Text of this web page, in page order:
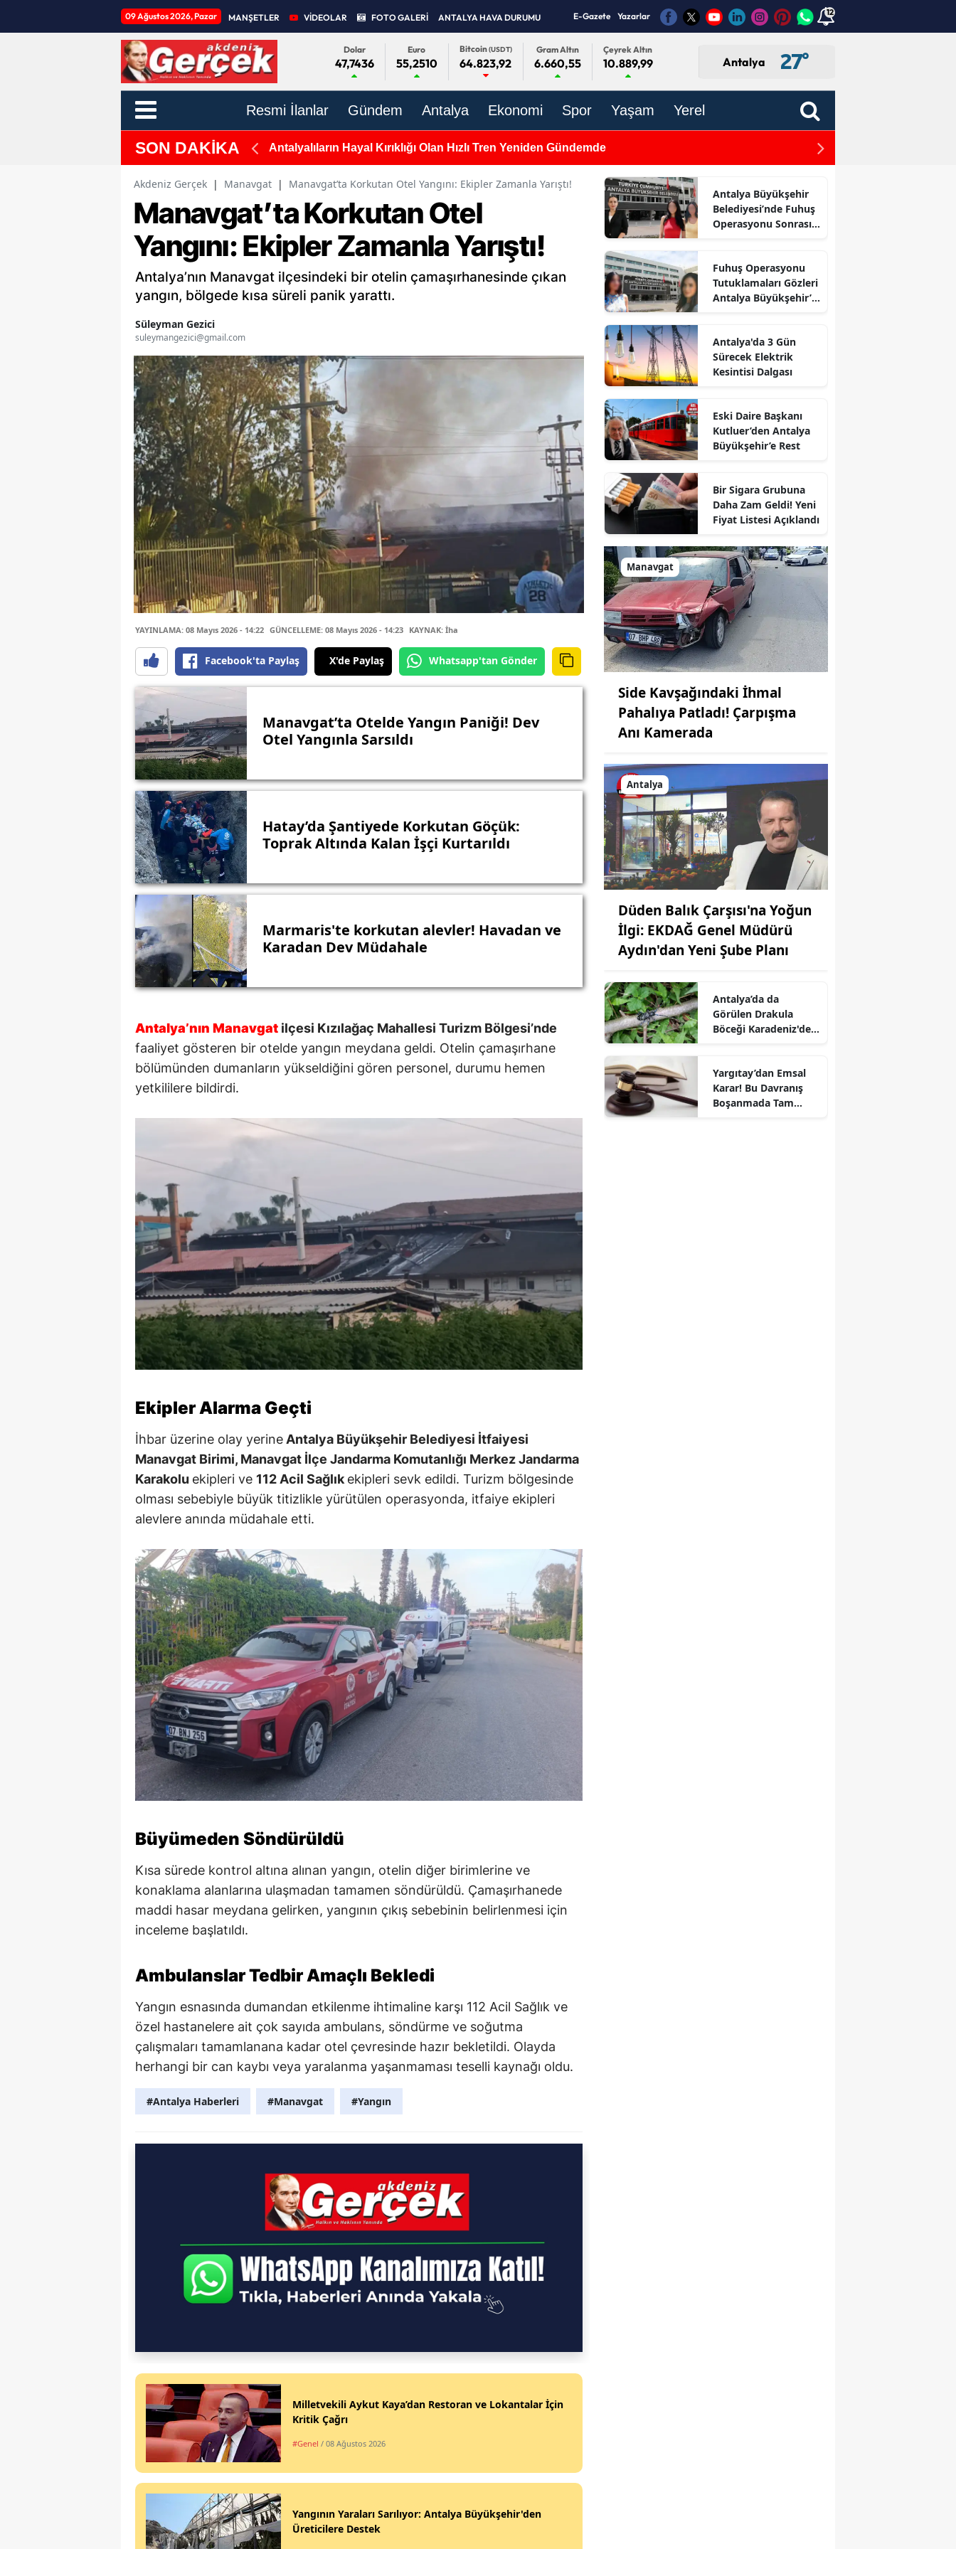
09 Ağustos 2026, Pazar MANŞETLER VİDEOLAR FOTO GALERİ ANTALYA HAVA DURUMU E-Gazete Yazarlar 12
Dolar
47,7436
Euro
55,2510
Bitcoin(USDT)
64.823,92
Gram Altın
6.660,55
Çeyrek Altın
10.889,99 Antalya 27°
Resmi İlanlar Gündem Antalya Ekonomi Spor Yaşam Yerel
SON DAKİKA Antalya'da Bugün Hangi Eczaneler Nöbetçi? 9 Ağustos 2026 Nöbetçi Eczaneler Antalya Turizminde
Akdeniz Gerçek | Manavgat | Manavgat’ta Korkutan Otel Yangını: Ekipler Zamanla Yarıştı!
Manavgat’ta Korkutan Otel
Yangını: Ekipler Zamanla Yarıştı!
Antalya’nın Manavgat ilçesindeki bir otelin çamaşırhanesinde çıkan
yangın, bölgede kısa süreli panik yarattı.
Süleyman Gezici
suleymangezici@gmail.com
YAYINLAMA: 08 Mayıs 2026 - 14:22 GÜNCELLEME: 08 Mayıs 2026 - 14:23 KAYNAK: İha
Facebook'ta Paylaş X'de Paylaş Whatsapp'tan Gönder
Manavgat’ta Otelde Yangın Paniği! Dev
Otel Yangınla Sarsıldı
Hatay’da Şantiyede Korkutan Göçük:
Toprak Altında Kalan İşçi Kurtarıldı
Marmaris'te korkutan alevler! Havadan ve
Karadan Dev Müdahale
Antalya’nın Manavgat ilçesi Kızılağaç Mahallesi Turizm Bölgesi’nde
faaliyet gösteren bir otelde yangın meydana geldi. Otelin çamaşırhane
bölümünden dumanların yükseldiğini gören personel, durumu hemen
yetkililere bildirdi.
Ekipler Alarma Geçti
İhbar üzerine olay yerine Antalya Büyükşehir Belediyesi İtfaiyesi
Manavgat Birimi, Manavgat İlçe Jandarma Komutanlığı Merkez Jandarma
Karakolu ekipleri ve 112 Acil Sağlık ekipleri sevk edildi. Turizm bölgesinde
olması sebebiyle büyük titizlikle yürütülen operasyonda, itfaiye ekipleri
alevlere anında müdahale etti.
Büyümeden Söndürüldü
Kısa sürede kontrol altına alınan yangın, otelin diğer birimlerine ve
konaklama alanlarına ulaşmadan tamamen söndürüldü. Çamaşırhanede
maddi hasar meydana gelirken, yangının çıkış sebebinin belirlenmesi için
inceleme başlatıldı.
Ambulanslar Tedbir Amaçlı Bekledi
Yangın esnasında dumandan etkilenme ihtimaline karşı 112 Acil Sağlık ve
özel hastanelere ait çok sayıda ambulans, söndürme ve soğutma
çalışmaları tamamlanana kadar otel çevresinde hazır bekletildi. Olayda
herhangi bir can kaybı veya yaralanma yaşanmaması teselli kaynağı oldu.
#Antalya Haberleri #Manavgat #Yangın
Milletvekili Aykut Kaya’dan Restoran ve Lokantalar İçin
Kritik Çağrı
#Genel / 08 Ağustos 2026
Yangının Yaraları Sarılıyor: Antalya Büyükşehir'den
Üreticilere Destek
Antalya Büyükşehir
Belediyesi’nde Fuhuş
Operasyonu Sonrası
Fuhuş Operasyonu
Tutuklamaları Gözleri
Antalya Büyükşehir’e
Antalya'da 3 Gün
Sürecek Elektrik
Kesintisi Dalgası
Eski Daire Başkanı
Kutluer’den Antalya
Büyükşehir’e Rest
Bir Sigara Grubuna
Daha Zam Geldi! Yeni
Fiyat Listesi Açıklandı
Manavgat
Side Kavşağındaki İhmal
Pahalıya Patladı! Çarpışma
Anı Kamerada
Antalya
Düden Balık Çarşısı'na Yoğun
İlgi: EKDAĞ Genel Müdürü
Aydın'dan Yeni Şube Planı
Antalya’da da
Görülen Drakula
Böceği Karadeniz'de
Yargıtay’dan Emsal
Karar! Bu Davranış
Boşanmada Tam